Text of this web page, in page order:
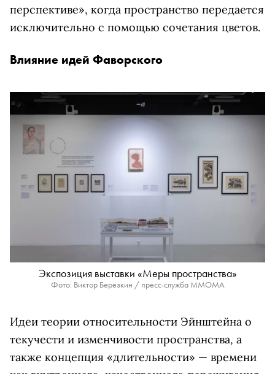
перспективе», когда пространство передается
исключительно с помощью сочетания цветов.
Влияние идей Фаворского
Экспозиция выставки «Меры пространства»
Фото: Виктор Берёзкин / пресс-служба ММОМА
Идеи теории относительности Эйнштейна о
текучести и изменчивости пространства, а
также концепция «длительности» — времени